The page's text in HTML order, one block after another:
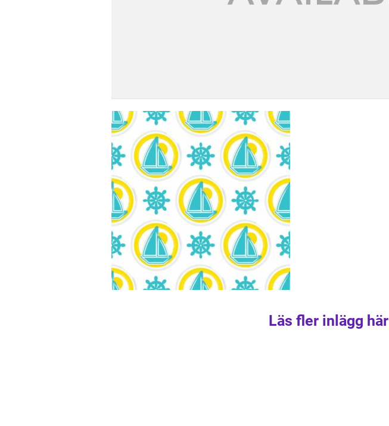
Läs fler inlägg här